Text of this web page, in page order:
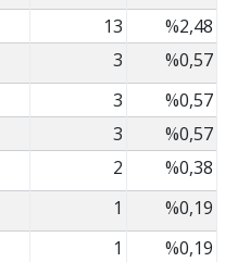
13
%2,48
3
%0,57
3
%0,57
3
%0,57
2
%0,38
1
%0,19
1
%0,19